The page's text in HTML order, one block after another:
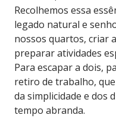
Recolhemos essa
legado natural e
nossos quartos, criar
preparar atividades
Para escapar a dois,
retiro de trabalho,
da simplicidade e dos
tempo abranda.